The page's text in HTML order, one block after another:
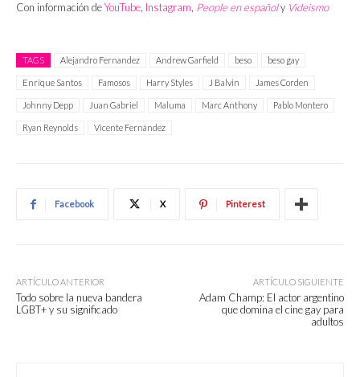
Con información deYouTube, Instagram, People en españoly Videismo
TAGS Alejandro Fernandez Andrew Garfield beso beso gay
Enrique Santos Famosos Harry Styles J Balvin James Corden
Johnny Depp Juan Gabriel Maluma Marc Anthony Pablo Montero
Ryan Reynolds Vicente Fernández
Facebook X Pinterest
ARTÍCULO ANTERIOR
Todo sobre la nueva bandera
LGBT+ y su significado
ARTÍCULO SIGUIENTE
Adam Champ: El actor argentino
que domina el cine gay para
adultos